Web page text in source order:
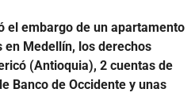
el embargo de un apartamento
en Medellín, los derechos
(Antioquia), 2 cuentas de
Banco de Occidente y unas